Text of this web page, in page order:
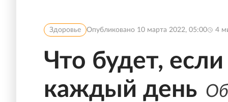
Здоровье Опубликовано 10 марта 2022, 05:00 4
Что будет,
каждый день